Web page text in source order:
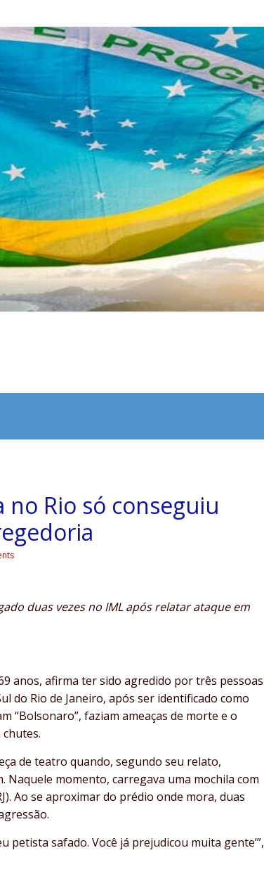
Rio só conseguiu
duas vezes no IML após relatar ataque em
anos, afirma ter sido agredido por três pessoas
do Rio de Janeiro, após ser identificado como
“Bolsonaro”, faziam ameaças de morte e o
de teatro quando, segundo seu relato,
momento, carregava uma mochila com
Ao se aproximar do prédio onde mora, duas
petista safado. Você já prejudicou muita gente’”,